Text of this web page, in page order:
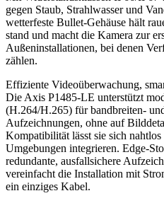
gegen Staub, Strahlwasser und
wetterfeste Bullet-Gehäuse hält
stand und macht die Kamera zur
Außeninstallationen, bei denen
zählen.
Effiziente Videoüberwachung,
Die Axis P1485-LE unterstützt
(H.264/H.265) für bandbreiten-
Aufzeichnungen, ohne auf
Kompatibilität lässt sie sich
Umgebungen integrieren. Edge-
redundante, ausfallsichere
vereinfacht die Installation mit
ein einziges Kabel.